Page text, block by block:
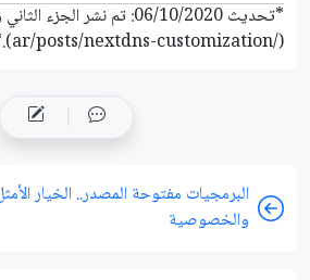
*تحديث 06/10/2020: تم نشر
(/ar/posts/nextdns-customization).*
البرمجيات مفتوحة المصدر.. الخيار
والخصوصية